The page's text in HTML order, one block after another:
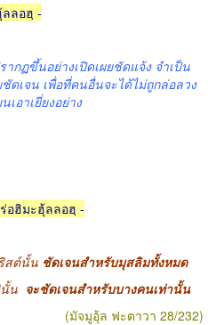
ลอฮฺ -
กฏขึ้นอย่างเปิดเผยชัดแจ้ง จำเป็น
ดเจน เพื่อที่คนอื่นจะได้ไม่ถูกล่อลวง
อาเยี่ยงอย่าง
อฮิมะฮุ้ลลอฮฺ -
สต์นั้น ชัดเจนสำหรับมุสลิมทั้งหมด
นั้น จะชัดเจนสำหรับบางคนเท่านั้น
(มัจมูอุ้ล ฟะตาวา 28/232)